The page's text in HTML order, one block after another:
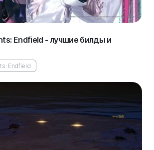
Endfield - лучшие билды и
Endfield